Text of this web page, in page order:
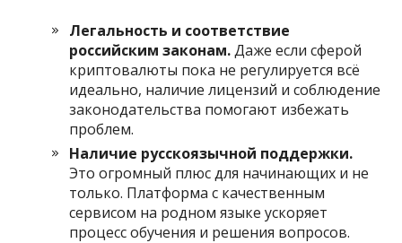
Легальность и соответствие
российским законам.Даже если сферой
криптовалюты пока не регулируется всё
идеально, наличие лицензий и соблюдение
законодательства помогают избежать
проблем.
Наличие русскоязычной поддержки.
Это огромный плюс для начинающих и не
только. Платформа с качественным
сервисом на родном языке ускоряет
процесс обучения и решения вопросов.